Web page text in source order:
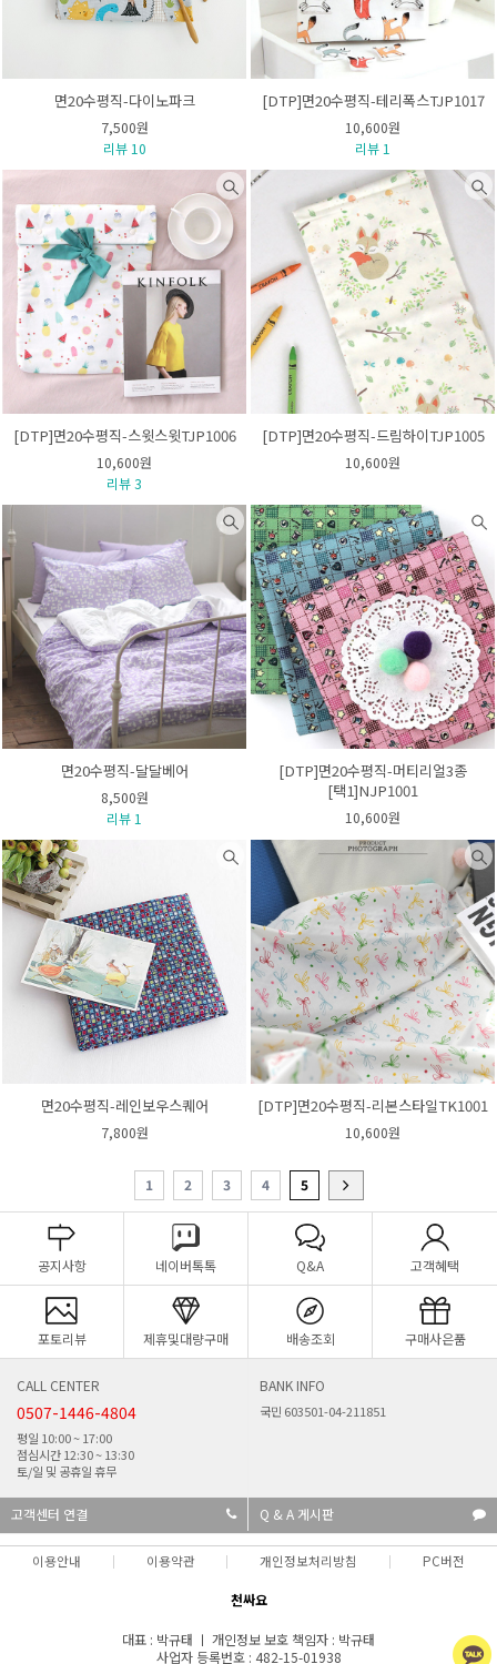
면20수평직-다이노파크
7,500원
리뷰 10
[DTP]면20수평직-테리폭스TJP1017
10,600원
리뷰 1
[DTP]면20수평직-스윗스윗TJP1006
10,600원
리뷰 3
[DTP]면20수평직-드림하이TJP1005
10,600원
면20수평직-달달베어
8,500원
리뷰 1
[DTP]면20수평직-머티리얼3종
[택1]NJP1001
10,600원
면20수평직-레인보우스퀘어
7,800원
[DTP]면20수평직-리본스타일TK1001
10,600원
1 2 3 4 5
공지사항 네이버톡톡 Q&A 고객혜택
포토리뷰 제휴및대량구매 배송조회 구매사은품
CALL CENTER
0507-1446-4804
평일 10:00 ~ 17:00
점심시간 12:30 ~ 13:30
토/일 및 공휴일 휴무
BANK INFO
국민 603501-04-211851
고객센터 연결 Q & A 게시판
이용안내 이용약관 개인정보처리방침 PC버전
천싸요
대표 : 박규태 ㅣ 개인정보 보호 책임자 : 박규태
사업자 등록번호 : 482-15-01938